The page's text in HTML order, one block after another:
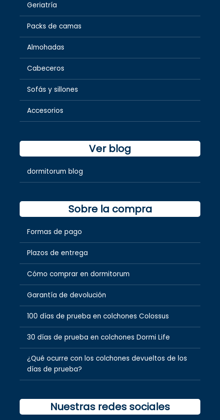
Geriatría
Packs de camas
Almohadas
Cabeceros
Sofás y sillones
Accesorios
Ver blog
dormitorum blog
Sobre la compra
Formas de pago
Plazos de entrega
Cómo comprar en dormitorum
Garantía de devolución
100 días de prueba en colchones Colossus
30 días de prueba en colchones Dormi Life
¿Qué ocurre con los colchones devueltos de los
días de prueba?
Nuestras redes sociales